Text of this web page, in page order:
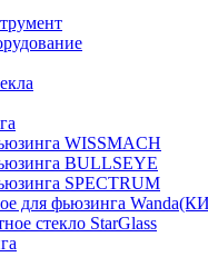
WISSMACH
BULLSEYE
SPECTRUM
для фьюзинга
стекло StarGlass